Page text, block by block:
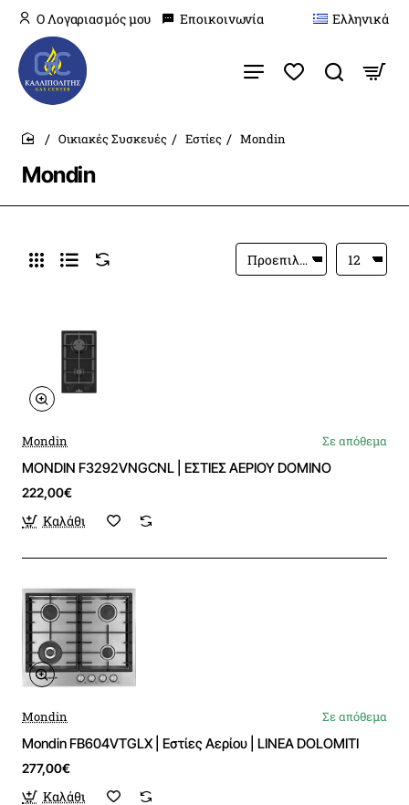
O Λογαριασμός μου Εποικοινωνία Ελληνικά
Mondin
home
Οικιακές Συσκευές Εστίες Mondin
Mondin Σε απόθεμα
MONDIN F3292VNGCNL | ΕΣΤΙΕΣ ΑΕΡΙΟΥ DOMINO
222,00€
Καλάθι
Mondin Σε απόθεμα
Mondin FB604VTGLX | Εστίες Αερίου | LINEA DOLOMITI
277,00€
Καλάθι